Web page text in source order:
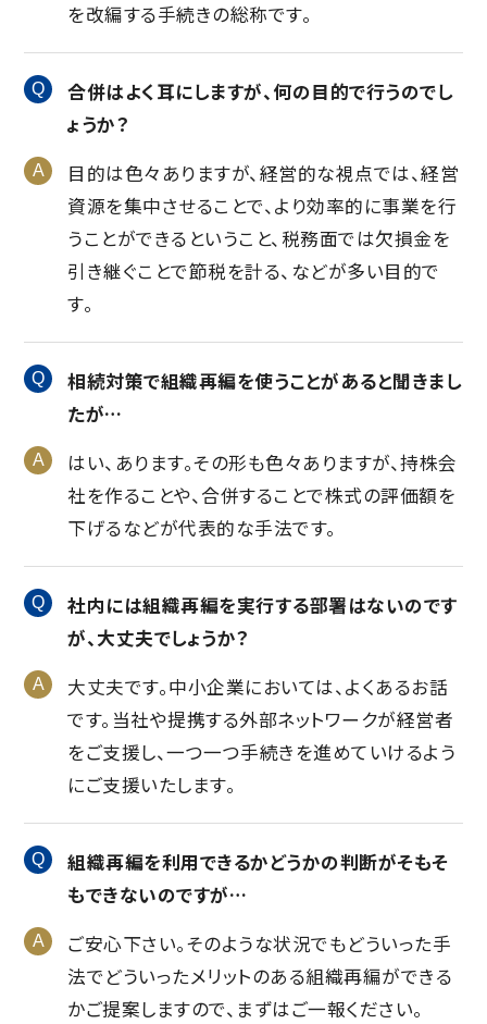
を改編する手続きの総称です。
合併はよく耳にしますが、何の目的で行うのでし
ょうか？
目的は色々ありますが、経営的な視点では、経営
資源を集中させることで、より効率的に事業を行
うことができるということ、税務面では欠損金を
引き継ぐことで節税を計る、などが多い目的で
す。
相続対策で組織再編を使うことがあると聞きまし
たが…
はい、あります。その形も色々ありますが、持株会
社を作ることや、合併することで株式の評価額を
下げるなどが代表的な手法です。
社内には組織再編を実行する部署はないのです
が、大丈夫でしょうか？
大丈夫です。中小企業においては、よくあるお話
です。当社や提携する外部ネットワークが経営者
をご支援し、一つ一つ手続きを進めていけるよう
にご支援いたします。
組織再編を利用できるかどうかの判断がそもそ
もできないのですが…
ご安心下さい。そのような状況でもどういった手
法でどういったメリットのある組織再編ができる
かご提案しますので、まずはご一報ください。